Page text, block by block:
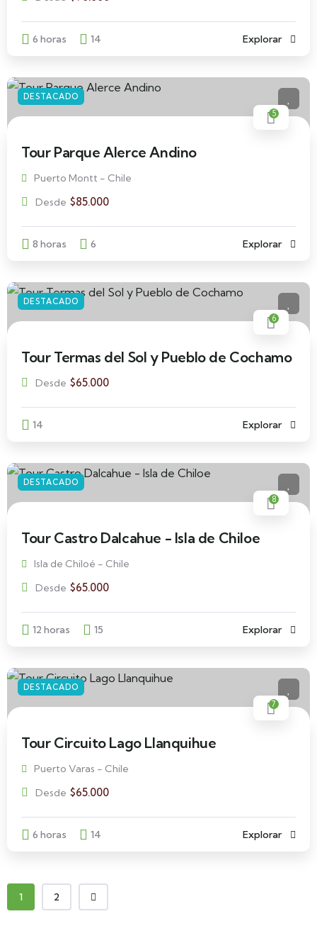
6 horas 14 Explorar
DESTACADO
5
Tour Parque Alerce Andino
Puerto Montt - Chile
Desde $85.000
8 horas 6 Explorar
DESTACADO
6
Tour Termas del Sol y Pueblo de Cochamo
Desde $65.000
14 Explorar
DESTACADO
8
Tour Castro Dalcahue - Isla de Chiloe
Isla de Chiloé - Chile
Desde $65.000
12 horas 15 Explorar
DESTACADO
7
Tour Circuito Lago Llanquihue
Puerto Varas - Chile
Desde $65.000
6 horas 14 Explorar
1 2